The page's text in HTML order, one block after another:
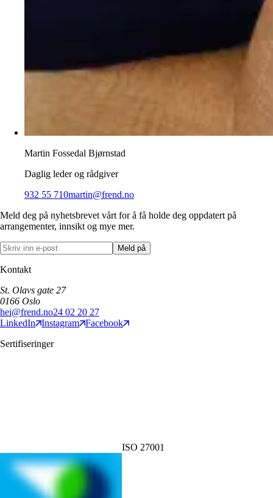
Martin Fossedal Bjørnstad
Daglig leder og rådgiver
932 55 710martin@frend.no
Meld deg på nyhetsbrevet vårt for å få holde deg oppdatert på
arrangementer, innsikt og mye mer.
Meld på
Kontakt
St. Olavs gate 27
0166 Oslo
hei@frend.no24 02 20 27
LinkedIn
Instagram Facebook
Sertifiseringer
ISO 27001